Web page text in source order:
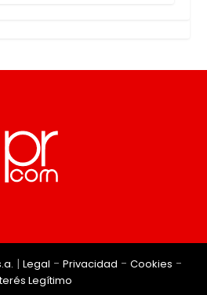
| Legal - Privacidad - Cookies -
Legítimo